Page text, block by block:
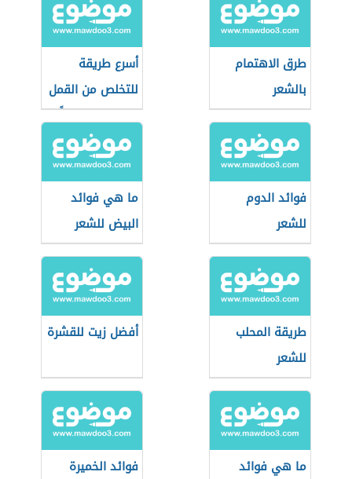
طرق الاهتمام
بالشعر
أسرع طريقة
للتخلص من القمل
والصيبان نهائياً
فوائد الدوم
للشعر
ما هي فوائد
البيض للشعر
طريقة المحلب
للشعر
أفضل زيت للقشرة
ما هي فوائد
فوائد الخميرة